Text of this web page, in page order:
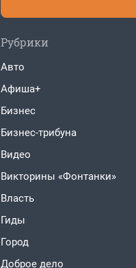
Рубрики
Авто
Афиша+
Бизнес
Бизнес-трибуна
Видео
Викторины «Фонтанки»
Власть
Гиды
Город
Доброе дело